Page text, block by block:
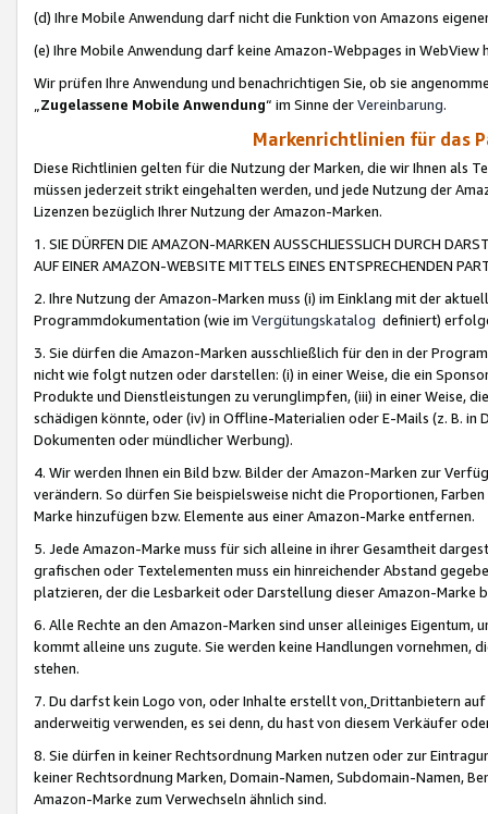
(d) Ihre Mobile Anwendung darf nicht die Funktion von Amazons
(e) Ihre Mobile Anwendung darf keine Amazon-Webpages in WebView
Wir prüfen Ihre Anwendung und benachrichtigen Sie, ob sie
„Zugelassene Mobile Anwendung“ im Sinne derVereinbarung.
Markenrichtlinien für das
Diese Richtlinien gelten für die Nutzung der Marken, die wir Ihnen als
müssen jederzeit strikt eingehalten werden, und jede Nutzung der
Lizenzen bezüglich Ihrer Nutzung der Amazon-Marken.
1. SIE DÜRFEN DIE AMAZON-MARKEN AUSSCHLIESSLICH DURCH
AUF EINER AMAZON-WEBSITE MITTELS EINES ENTSPRECHENDEN
2. Ihre Nutzung der Amazon-Marken muss (i) im Einklang mit der
Programmdokumentation (wie im Vergütungskatalog definiert)
3. Sie dürfen die Amazon-Marken ausschließlich für den in der
nicht wie folgt nutzen oder darstellen: (i) in einer Weise, die ein
Produkte und Dienstleistungen zu verunglimpfen, (iii) in einer Weise,
schädigen könnte, oder (iv) in Offline-Materialien oder E-Mails (z. B. in
Dokumenten oder mündlicher Werbung).
4. Wir werden Ihnen ein Bild bzw. Bilder der Amazon-Marken zur
verändern. So dürfen Sie beispielsweise nicht die Proportionen,
Marke hinzufügen bzw. Elemente aus einer Amazon-Marke entfernen.
5. Jede Amazon-Marke muss für sich alleine in ihrer Gesamtheit
grafischen oder Textelementen muss ein hinreichender Abstand
platzieren, der die Lesbarkeit oder Darstellung dieser Amazon-Marke
6. Alle Rechte an den Amazon-Marken sind unser alleiniges
kommt alleine uns zugute. Sie werden keine Handlungen vornehmen,
stehen.
7. Du darfst kein Logo von, oder Inhalte erstellt von,Drittanbietern auf
anderweitig verwenden, es sei denn, du hast von diesem Verkäufer
8. Sie dürfen in keiner Rechtsordnung Marken nutzen oder zur
keiner Rechtsordnung Marken, Domain-Namen, Subdomain-Namen,
Amazon-Marke zum Verwechseln ähnlich sind.